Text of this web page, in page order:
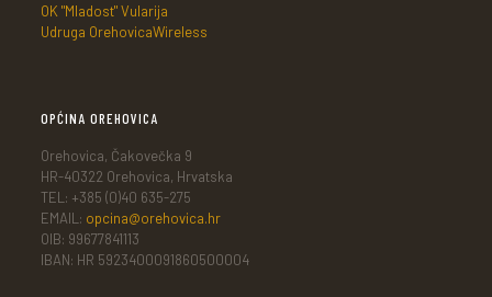
OK "Mladost" Vularija
Udruga OrehovicaWireless
OPĆINA OREHOVICA
Orehovica, Čakovečka 9
HR-40322 Orehovica, Hrvatska
TEL: +385 (0)40 635-275
EMAIL: opcina@orehovica.hr
OIB: 99677841113
IBAN: HR 5923400091860500004